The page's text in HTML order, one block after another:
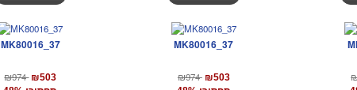
MK80016_37
₪974 ₪503
MK80016_37
₪974 ₪503